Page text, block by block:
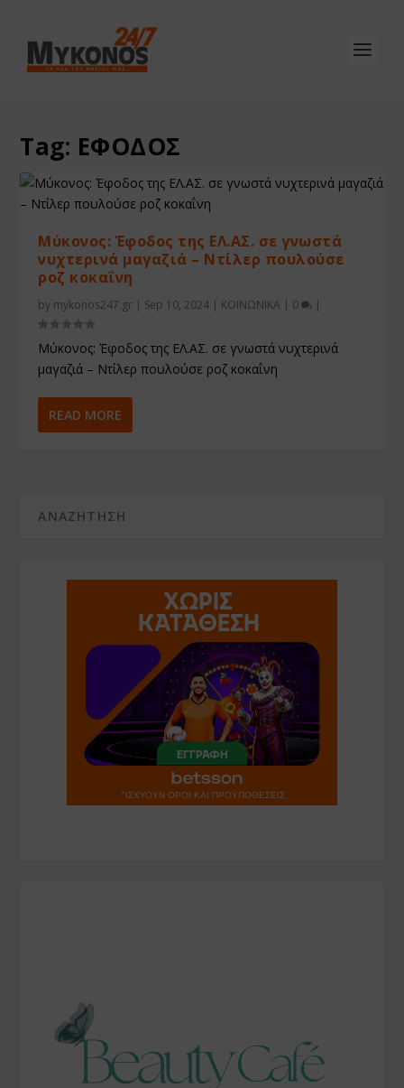
Tag: ΕΦΟΔΟΣ
Μύκονος: Έφοδος της ΕΛ.ΑΣ. σε γνωστά
νυχτερινά μαγαζιά – Ντίλερ πουλούσε
ροζ κοκαΐνη
by mykonos247.gr | Sep 10, 2024 | ΚΟΙΝΩΝΙΚΑ | 0 |
Μύκονος: Έφοδος της ΕΛ.ΑΣ. σε γνωστά νυχτερινά
μαγαζιά – Ντίλερ πουλούσε ροζ κοκαΐνη
READ MORE